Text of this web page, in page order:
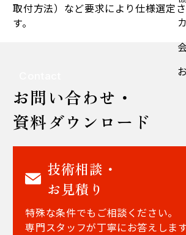
取付方法）など要求により仕様選定
す。
お問い合わせ・
資料ダウンロード
技術相談・
お見積り
特殊な条件でもご相談ください。
専門スタッフが丁寧にお答えします